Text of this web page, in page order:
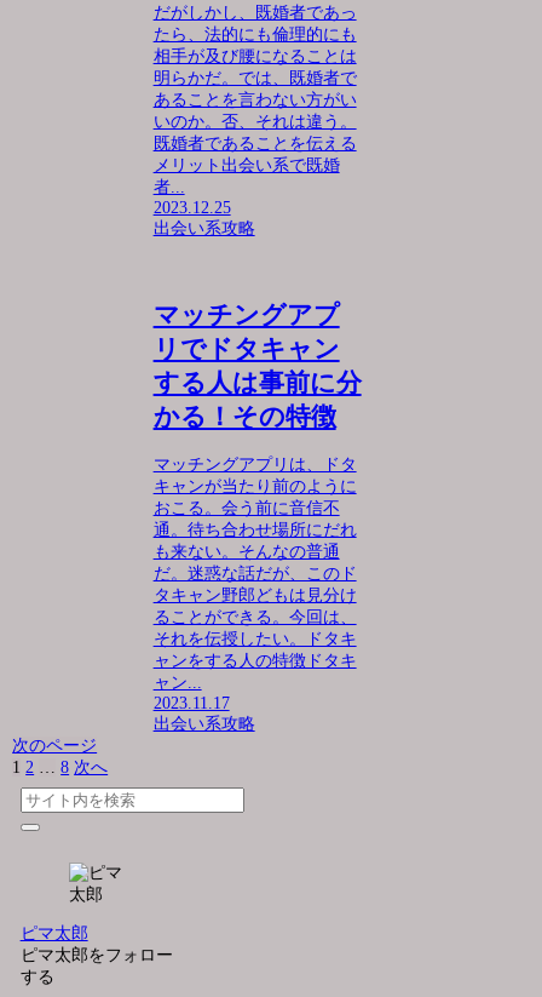
だがしかし、既婚者であっ
たら、法的にも倫理的にも
相手が及び腰になることは
明らかだ。では、既婚者で
あることを言わない方がい
いのか。否、それは違う。
既婚者であることを伝える
メリット出会い系で既婚
者...
2023.12.25
出会い系攻略
マッチングアプ
リでドタキャン
する人は事前に分
かる！その特徴
マッチングアプリは、ドタ
キャンが当たり前のように
おこる。会う前に音信不
通。待ち合わせ場所にだれ
も来ない。そんなの普通
だ。迷惑な話だが、このド
タキャン野郎どもは見分け
ることができる。今回は、
それを伝授したい。ドタキ
ャンをする人の特徴ドタキ
ャン...
2023.11.17
出会い系攻略
次のページ
1 2 … 8 次へ
ピマ太郎
ピマ太郎をフォロー
する